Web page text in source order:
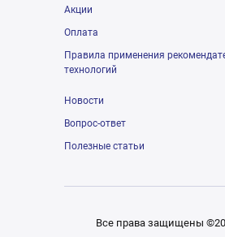
Акции
Оплата
Правила применения
технологий
Новости
Вопрос-ответ
Полезные статьи
Все права защищены